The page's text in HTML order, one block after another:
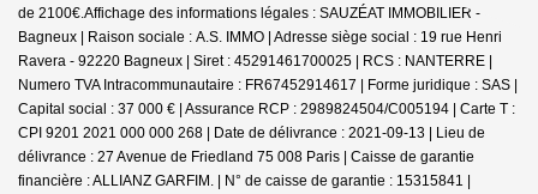
de 2100€.Affichage des informations légales : SAUZÉAT IMMOBILIER -
Bagneux | Raison sociale : A.S. IMMO | Adresse siège social : 19 rue Henri
Ravera - 92220 Bagneux | Siret : 45291461700025 | RCS : NANTERRE |
Numero TVA Intracommunautaire : FR67452914617 | Forme juridique : SAS |
Capital social : 37 000 € | Assurance RCP : 2989824504/C005194 | Carte T :
CPI 9201 2021 000 000 268 | Date de délivrance : 2021-09-13 | Lieu de
délivrance : 27 Avenue de Friedland 75 008 Paris | Caisse de garantie
financière : ALLIANZ GARFIM. | N° de caisse de garantie : 15315841 |